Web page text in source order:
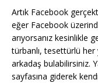
Artık Facebook
eğer Facebook
arıyorsanız kesinlikle
türbanlı, tesettürlü her
arkadaş bulabilirsiniz.
sayfasına giderek